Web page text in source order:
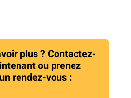
plus ? Contactez-
ou prenez
rendez-vous :